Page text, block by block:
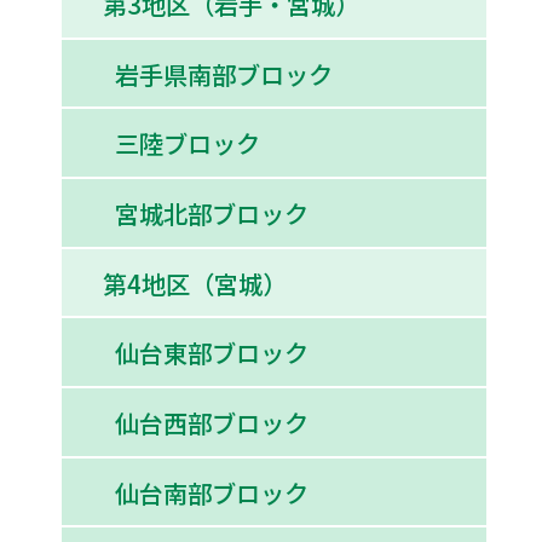
岩手県南部ブロック
三陸ブロック
宮城北部ブロック
第4地区（宮城）
仙台東部ブロック
仙台西部ブロック
仙台南部ブロック